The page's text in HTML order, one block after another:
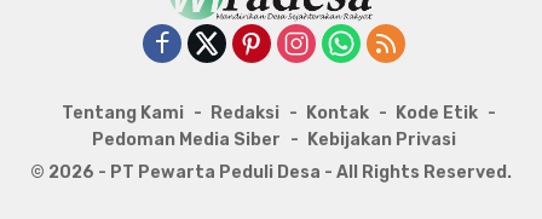
Tentang Kami Redaksi Kontak
Kode Etik
Pedoman Media Siber
Kebijakan Privasi
© 2026 - PT Pewarta Peduli Desa - All Rights Reserved.